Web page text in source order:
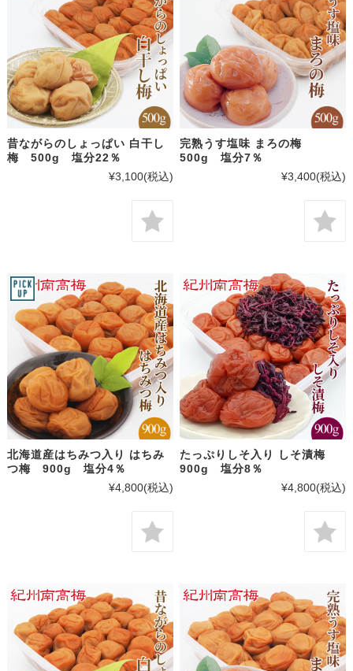
昔ながらのしょっぱい 白干し
梅 500g 塩分22％
¥3,100(税込)
完熟うす塩味 まろの梅
500g 塩分7％
¥3,400(税込)
北海道産はちみつ入り はちみ
つ梅 900g 塩分4％
¥4,800(税込)
たっぷりしそ入り しそ漬梅
900g 塩分8％
¥4,800(税込)